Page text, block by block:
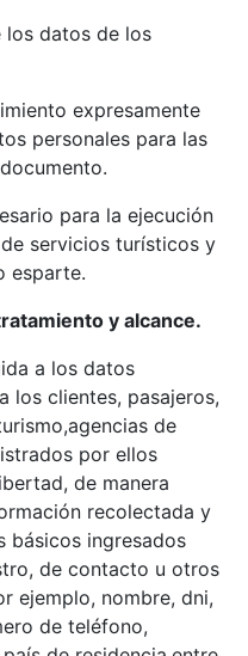
los datos de los
expresamente
personales para las
para la ejecución
servicios turísticos y
esparte.
y alcance.
a los datos
los clientes, pasajeros,
de
por ellos
de manera
recolectada y
básicos ingresados
de contacto u otros
ejemplo, nombre, dni,
de teléfono,